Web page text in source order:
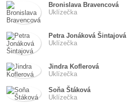
Bronislava Bravencová
Uklízečka
Petra Jonáková Šintajová
Uklízečka
Jindra Koflerová
Uklízečka
Soňa Štáková
Uklízečka